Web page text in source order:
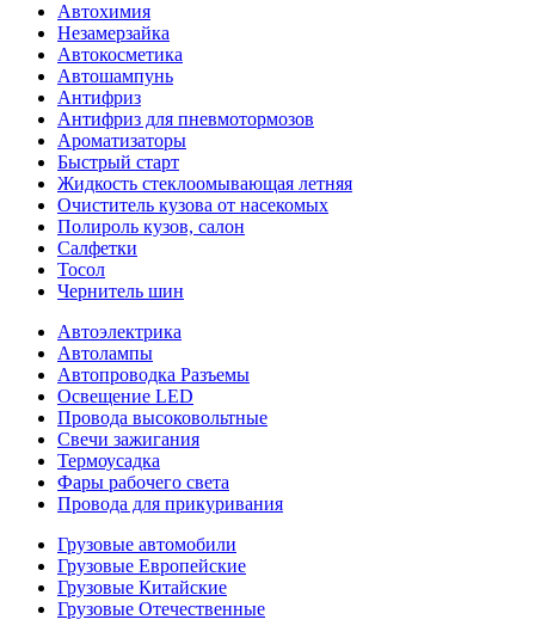
Автохимия
Незамерзайка
Автокосметика
Автошампунь
Антифриз
Антифриз для пневмотормозов
Ароматизаторы
Быстрый старт
Жидкость стеклоомывающая летняя
Очиститель кузова от насекомых
Полироль кузов, салон
Салфетки
Тосол
Чернитель шин
Автоэлектрика
Автолампы
Автопроводка Разъемы
Освещение LED
Провода высоковольтные
Свечи зажигания
Термоусадка
Фары рабочего света
Провода для прикуривания
Грузовые автомобили
Грузовые Европейские
Грузовые Китайские
Грузовые Отечественные